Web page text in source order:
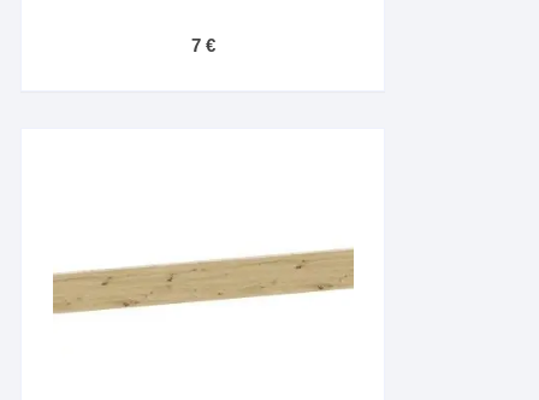
7 €